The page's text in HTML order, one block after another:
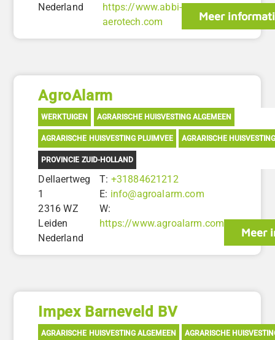
Nederland
https://www.abbi-
aerotech.com
Meer
AgroAlarm
WERKTUIGEN AGRARISCHE HUISVESTING ALGEMEEN
AGRARISCHE HUISVESTING PLUIMVEE AGRARISCHE
PROVINCIE ZUID-HOLLAND
Dellaertweg
1
2316 WZ
Leiden
Nederland
T: +31884621212
E: info@agroalarm.com
W:
https://www.agroalarm.com
Meer
Impex Barneveld BV
AGRARISCHE HUISVESTING ALGEMEEN AGRARISCHE